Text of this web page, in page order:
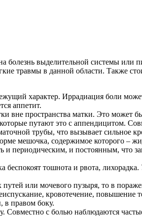
болезнь выделительной системы или
травмы в данной области. Также
характер. Иррадиация боли
аппетит.
вне пространства матки. Это может
путают это с аппендицитом.
трубы, что вызывает сильное
мешочка, содержимое которого –
и периодическим, и постоянным, что
тошнота и рвота,
или мочевого пузыря, то в
кровотечение, повышение
в правом боку.
Совместно с болью наблюдаются